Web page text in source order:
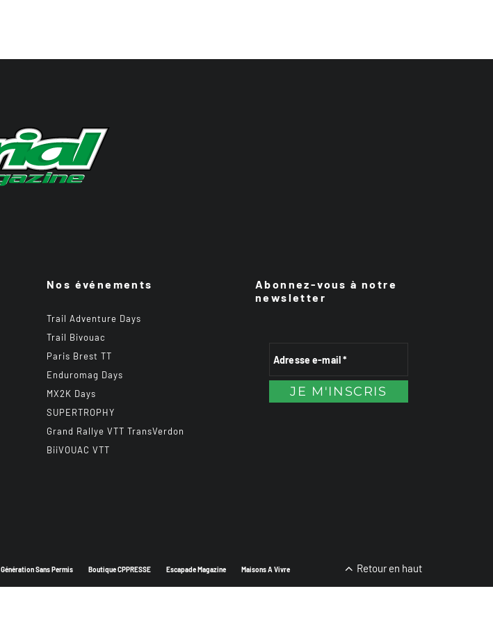
Nos événements
Trail Adventure Days
Trail Bivouac
Paris Brest TT
Enduromag Days
MX2K Days
SUPERTROPHY
Grand Rallye VTT TransVerdon
BiiVOUAC VTT
Abonnez-vous à notre
newsletter
Génération Sans Permis Boutique CPPRESSE Escapade Magazine Maisons A Vivre Retour en haut